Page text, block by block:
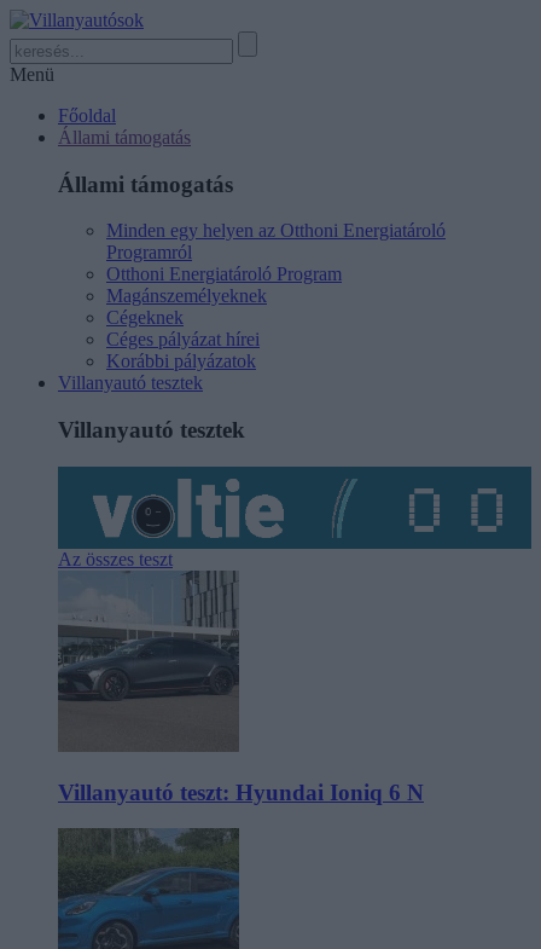
Menü
Főoldal
Állami támogatás
Állami támogatás
Minden egy helyen az Otthoni Energiatároló
Programról
Otthoni Energiatároló Program
Magánszemélyeknek
Cégeknek
Céges pályázat hírei
Korábbi pályázatok
Villanyautó tesztek
Villanyautó tesztek
Az összes teszt
Villanyautó teszt: Hyundai Ioniq 6 N